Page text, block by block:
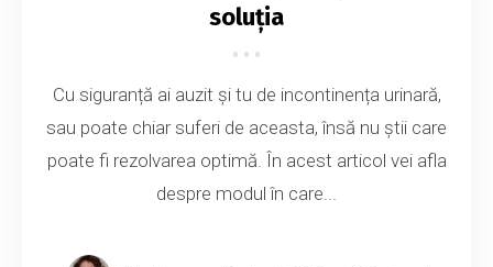
soluția
Cu siguranță ai auzit și tu de incontinența urinară,
sau poate chiar suferi de aceasta, însă nu știi care
poate fi rezolvarea optimă. În acest articol vei afla
despre modul în care...